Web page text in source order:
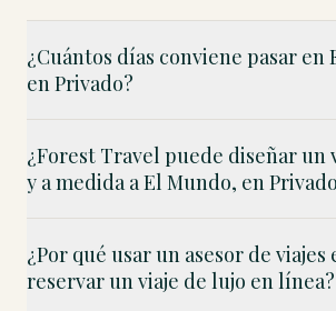
¿Cuántos días conviene pasar en
en Privado?
¿Forest Travel puede diseñar un
y a medida a El Mundo, en
¿Por qué usar un asesor de viajes
reservar un viaje de lujo en línea?